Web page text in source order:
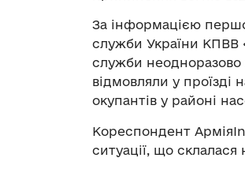
За інформацією
служби України КПВВ
служби неодноразово
відмовляли у проїзді
окупантів у районі
Кореспондент
ситуації, що